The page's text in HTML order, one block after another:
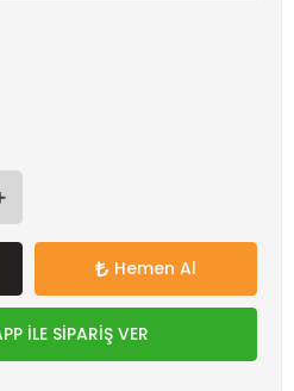
Hemen Al
İLE SİPARİŞ VER